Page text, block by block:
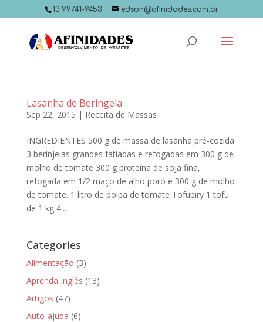
13 99741-9453 edson@afinidades.com.br
Lasanha de Beringela
Sep 22, 2015 | Receita de Massas
INGREDIENTES 500 g de massa de lasanha pré-cozida
3 berinjelas grandes fatiadas e refogadas em 300 g de
molho de tomate 300 g proteína de soja fina,
refogada em 1/2 maço de alho poró e 300 g de molho
de tomate. 1 litro de polpa de tomate Tofupiry 1 tofu
de 1 kg 4...
Categories
Alimentação (3)
Aprenda Inglês (13)
Artigos (47)
Auto-ajuda (6)